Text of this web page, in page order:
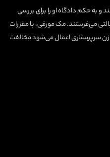
به حکم دادگاه او را برای بررسی
می‌فرستند. مک مورفی، با مقررات
سرپرستاری اعمال می‌شود مخالفت